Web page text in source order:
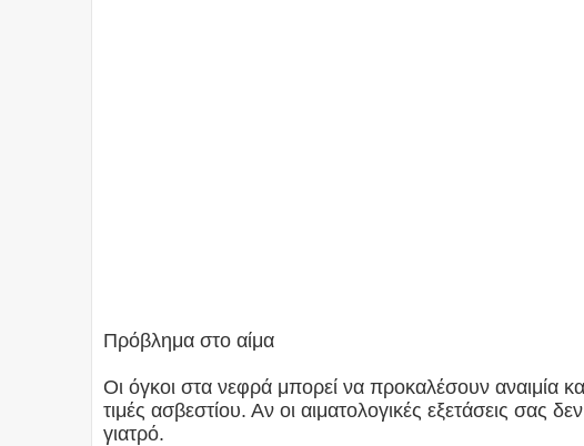
Πρόβλημα στο αίμα
Οι όγκοι στα νεφρά μπορεί να προκαλέσουν αναιμία
τιμές ασβεστίου. Αν οι αιματολογικές εξετάσεις σας
γιατρό.